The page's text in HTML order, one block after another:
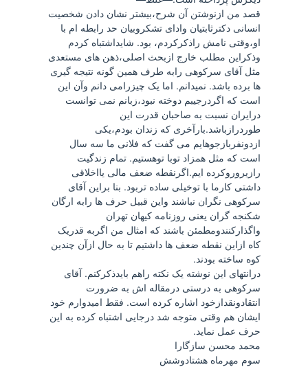
قصد من ازنوشتن آن شرح،بیشتر نشان دادن شخصیت
انسانی دکترثابتیان وادای تشکروبیان حد رابطه ام با
او،وقتی نامش راذکرکردم، بود. شایداشتباه کردم
وذکراین مطلب خارج ازبحث اصلی،ذهن های مستعدی
مثل آقای سرکوهی رابه طرف همین گونه نتیجه گیری
ها برده باشد. نمیدانم. اما یک چیزرامی دانم وآن این
است که اگردرجیبم دوخته نبود،زبانم نمی توانست
درایران نسبت به صاحبان قدرت این
طوردرازباشد.بارآخری که زندان بودم،یکی
ازدونفربازجوهایم می گفت که فلانی ما سه سال
است که مثل همزاد توبا توهستیم. تمام زندگیت
رازیروروکرده ایم.اگرنقطه ضعف مالی یااخلاقی
داشتی کارما با توخیلی ساده تربود. بنا براین آقای
سرکوهی نگران نباشند واین قبیل حرف ها رابه ارگان
شکنجه گران یعنی روزنامه کیهان تهران
واگذارکنندومطمئن باشند که امثال من اگربه قدریک
کاه ازاین نقطه ضعف ها داشتیم تا به حال ازآن چندین
کوه ساخته بودند.
درانتهای این نوشته یک نکته راهم بایدذکرکنم. آقای
سرکوهی به درستی درمقاله اش به ضرورت
انتقادونقدازخود اشاره کرده است. فقط امیدوارم خود
ایشان هم وقتی متوجه شد درجایی اشتباه کرده به این
حرف عمل نماید.
محمد محسن سازگارا
سوم مهرماه هشتادوشش